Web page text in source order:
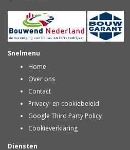
Snelmenu
Home
Over ons
Contact
Privacy- en cookiebeleid
Google Third Party Policy
Cookieverklaring
Diensten